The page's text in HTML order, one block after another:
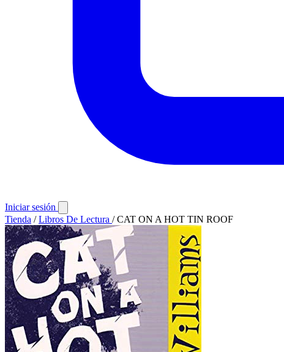
Iniciar sesión
Tienda / Libros De Lectura / CAT ON A HOT TIN ROOF